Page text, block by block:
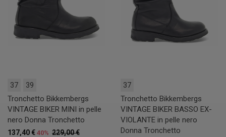
37 39
Tronchetto Bikkembergs
VINTAGE BIKER MINI in pelle
nero Donna Tronchetto
229,00 €
137,40 € 40%
37
Tronchetto Bikkembergs
VINTAGE BIKER BASSO EX-
VIOLANTE in pelle nero
Donna Tronchetto